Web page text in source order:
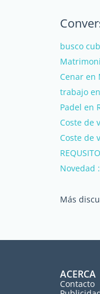
busco
Cenar en
trabajo
Padel en
Coste de
Coste de
Novedad
Más
ACERCA
Contacto